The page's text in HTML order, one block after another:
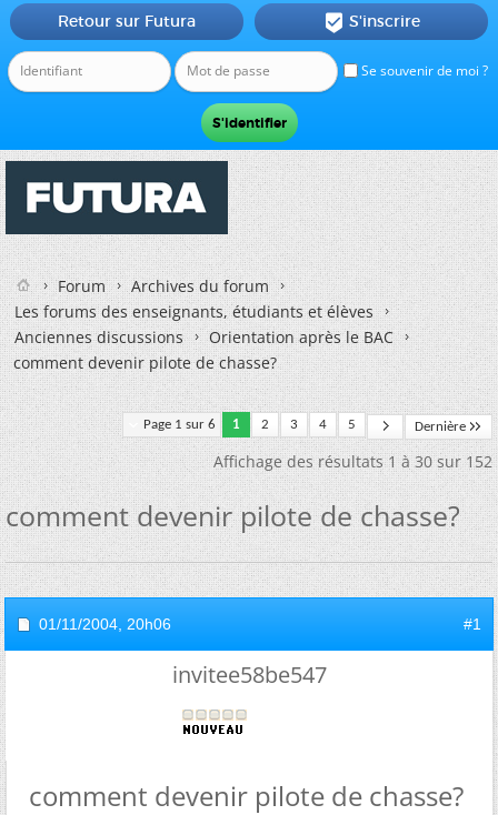
Se souvenir de moi ?
Retour sur Futura  S'inscrire
Forum
Archives du forum
Les forums des enseignants, étudiants et élèves
Anciennes discussions
Orientation après le BAC
comment devenir pilote de chasse?
Page 1 sur 6 1 2 3 4 5 Dernière
Affichage des résultats 1 à 30 sur 152
comment devenir pilote de chasse?
01/11/2004, 20h06 #1
invitee58be547
comment devenir pilote de chasse?